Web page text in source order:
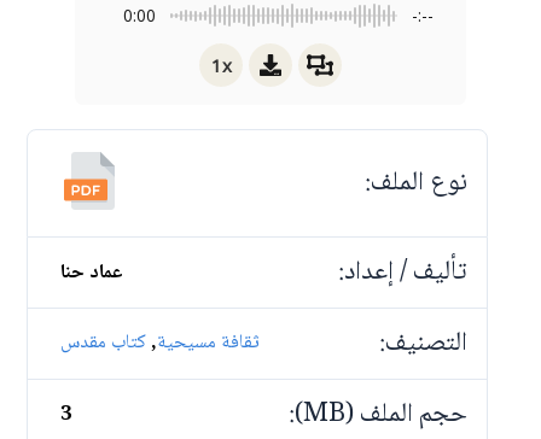
0:00 -:--
1x
نوع الملف:
تأليف / إعداد:
عماد حنا
التصنيف: ثقافة مسيحية,كتاب مقدس
حجم الملف (MB): 3